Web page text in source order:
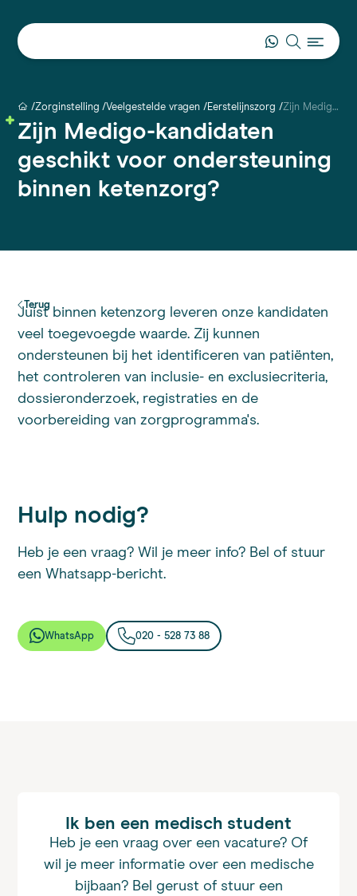
Zorginstelling Veelgestelde vragen Eerstelijnszorg Zijn Medigo-kandidaten geschikt voor ondersteuning binnen ketenzorg?
Zijn Medigo-kandidaten
geschikt voor ondersteuning
binnen ketenzorg?
Terug
Juist binnen ketenzorg leveren onze kandidaten
veel toegevoegde waarde. Zij kunnen
ondersteunen bij het identificeren van patiënten,
het controleren van inclusie- en exclusiecriteria,
dossieronderzoek, registraties en de
voorbereiding van zorgprogramma's.
Hulp nodig?
Heb je een vraag? Wil je meer info? Bel of stuur
een Whatsapp-bericht.
WhatsApp 020 - 528 73 88
Ik ben een medisch student
Heb je een vraag over een vacature? Of
wil je meer informatie over een medische
bijbaan? Bel gerust of stuur een